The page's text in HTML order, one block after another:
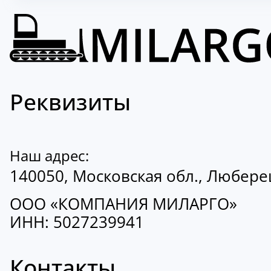
Реквизиты
Наш адрес:
140050, Московская обл.,
ООО «КОМПАНИЯ МИЛАРГО»
ИНН: 5027239941